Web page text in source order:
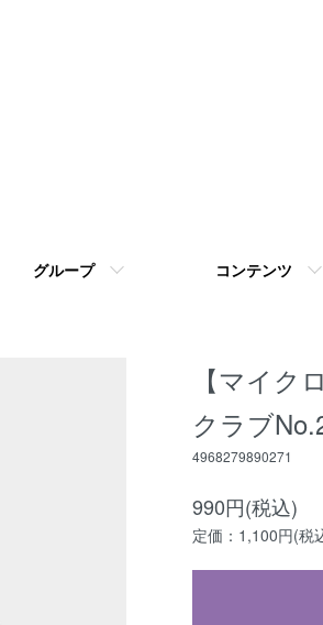
グループ コンテンツ
【マイク
クラブ
4968279890271
990円(税込)
定価：1,100円(税